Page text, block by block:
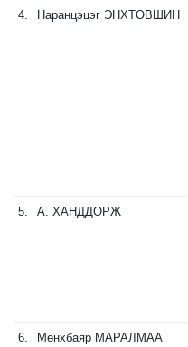
4. Наранцэцэг ЭНХТӨВШИН
5. А. ХАНДДОРЖ
6. Мөнхбаяр МАРАЛМАА